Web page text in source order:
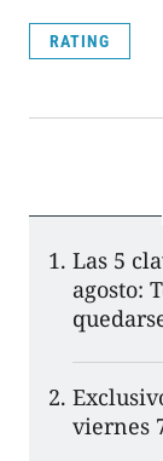
RATING
Las 5
agosto:
viernes